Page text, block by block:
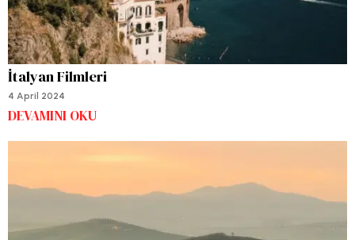
İtalyan Filmleri
4 April 2024
DEVAMINI OKU